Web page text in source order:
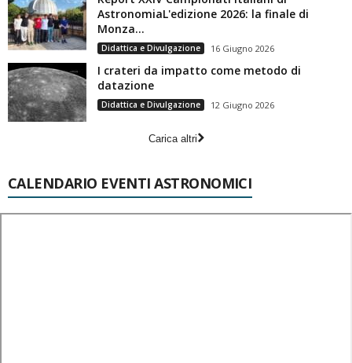
AstronomiaL'edizione 2026: la finale di
Monza...
Didattica e Divulgazione 16 Giugno 2026
I crateri da impatto come metodo di
datazione
Didattica e Divulgazione 12 Giugno 2026
Carica altri
CALENDARIO EVENTI ASTRONOMICI